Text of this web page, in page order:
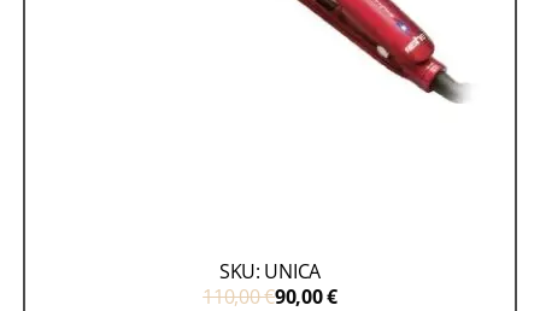
SKU: UNICA
110,00€90,00€